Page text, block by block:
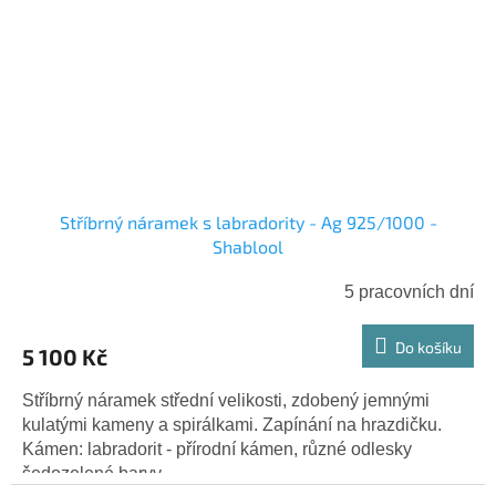
Stříbrný náramek s labradority - Ag 925/1000 -
Shablool
5 pracovních dní
5 100 Kč Do košíku
Stříbrný náramek střední velikosti, zdobený jemnými
kulatými kameny a spirálkami. Zapínání na hrazdičku.
Kámen: labradorit - přírodní kámen, různé odlesky
šedozelené barvy...